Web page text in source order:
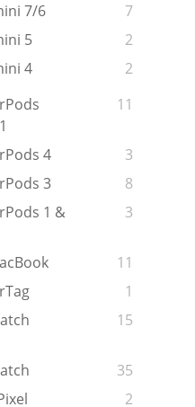
7/6
7
5
2
4
2
11
4
3
3
8
1 &
3
11
1
15
35
2